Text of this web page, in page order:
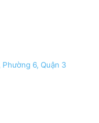
6, Quận 3